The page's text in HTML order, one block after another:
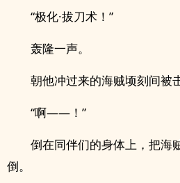
“极化·拔刀术！”
轰隆一声。
朝他冲过来的海贼顷刻间被
“啊——！”
倒在同伴们的身体上，把海
倒。